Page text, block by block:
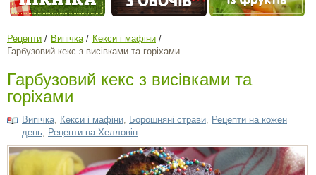
Рецепти Випічка
Кекси і мафіни
Гарбузовий кекс з висівками та горіхами
Гарбузовий кекс з висівками та
горіхами
Випічка Кекси і мафіни Борошняні страви Рецепти на кожен
день
Рецепти на Хелловін